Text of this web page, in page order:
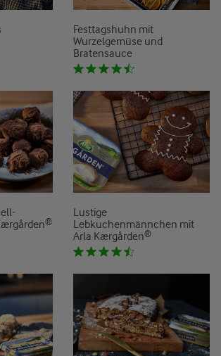
Festtagshuhn mit
Wurzelgemüse und
Bratensauce
Lustige
Lebkuchenmännchen mit
Arla Kærgården®